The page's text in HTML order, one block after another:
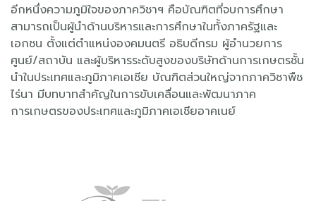
อีกหนึ่งความภูมิใจของภาควิชาฯ คือบัณฑิตที่จบการศึกษา
สามารถเป็นผู้นำด้านบริหารและการศึกษาในทั้งภาครัฐและ
เอกชน ตั้งแต่ตำแหน่งองคมนตรี อธิบดีกรม ผู้อำนวยการ
ศูนย์/สถาบัน และผู้บริหารระดับสูงของบริษัทด้านการเกษตรชั้น
นำในประเทศและภูมิภาคเอเชีย บัณฑิตส่วนใหญ่จากภาควิชาพืช
ไร่นา มีบทบาทสำคัญในการขับเคลื่อนและพัฒนาภาค
การเกษตรของประเทศและภูมิภาคเอเชียอาคเนย์